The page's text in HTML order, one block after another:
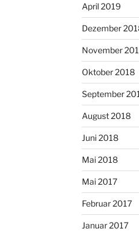
April 2019
Dezember
November
Oktober 2018
September
August 2018
Juni 2018
Mai 2018
Mai 2017
Februar 2017
Januar 2017